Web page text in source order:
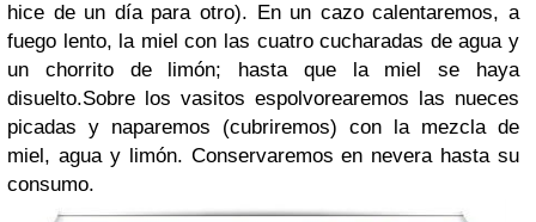
hice de un día para otro). En un cazo calentaremos, a
fuego lento, la miel con las cuatro cucharadas de agua y
un chorrito de limón; hasta que la miel se haya
disuelto.Sobre los vasitos espolvorearemos las nueces
picadas y naparemos (cubriremos) con la mezcla de
miel, agua y limón. Conservaremos en nevera hasta su
consumo.